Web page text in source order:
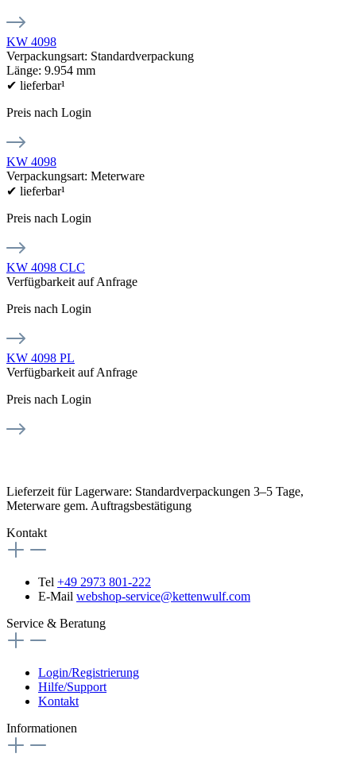
KW 4098
Verpackungsart: Standardverpackung
Länge: 9.954 mm
✔ lieferbar¹
Preis nach Login
KW 4098
Verpackungsart: Meterware
✔ lieferbar¹
Preis nach Login
KW 4098 CLC
Verfügbarkeit auf Anfrage
Preis nach Login
KW 4098 PL
Verfügbarkeit auf Anfrage
Preis nach Login
Lieferzeit für Lagerware: Standardverpackungen 3–5 Tage,
Meterware gem. Auftragsbestätigung
Kontakt
Tel +49 2973 801-222
E-Mail webshop-service@kettenwulf.com
Service & Beratung
Login/Registrierung
Hilfe/Support
Kontakt
Informationen